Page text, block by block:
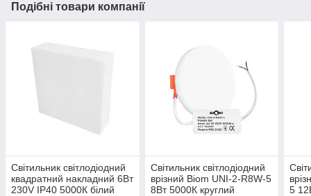
Подібні товари компанії
Світильник світлодіодний
квадратний накладний 6Вт
230V IP40 5000К білий
Світильник світлодіодний
врізний Biom UNI-2-R8W-5
8Вт 5000К круглий
5